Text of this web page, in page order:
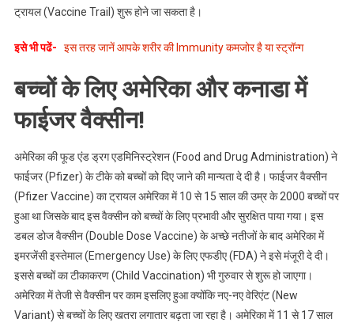
ट्रायल (Vaccine Trail) शुरू होने जा सकता है।
इसे भी पढें- इस तरह जानें आपके शरीर की Immunity कमजोर है या स्ट्रॉन्ग
बच्चों के लिए अमेरिका और कनाडा में
फाईजर वैक्सीन!
अमेरिका की फूड एंड ड्रग एडमिनिस्ट्रेशन (Food and Drug Administration) ने
फाईजर (Pfizer) के टीके को बच्चों को दिए जाने की मान्यता दे दी है। फाईजर वैक्सीन
(Pfizer Vaccine) का ट्रायल अमेरिका में 10 से 15 साल की उम्र के 2000 बच्चों पर
हुआ था जिसके बाद इस वैक्सीन को बच्चों के लिए प्रभावी और सुरक्षित पाया गया। इस
डबल डोज वैक्सीन (Double Dose Vaccine) के अच्छे नतीजों के बाद अमेरिका में
इमरजेंसी इस्तेमाल (Emergency Use) के लिए एफडीए (FDA) ने इसे मंजूरी दे दी।
इससे बच्चों का टीकाकरण (Child Vaccination) भी गुरुवार से शुरू हो जाएगा।
अमेरिका में तेजी से वैक्सीन पर काम इसलिए हुआ क्योंकि नए-नए वेरिएंट (New
Variant) से बच्चों के लिए खतरा लगातार बढ़ता जा रहा है। अमेरिका में 11 से 17 साल